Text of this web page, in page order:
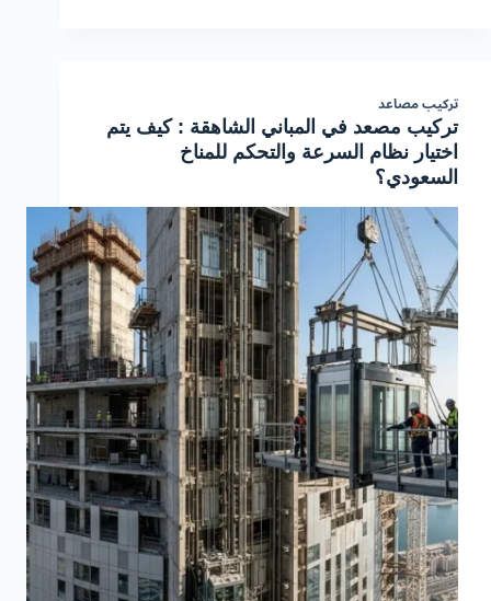
تركيب مصاعد
تركيب مصعد في المباني الشاهقة : كيف يتم
اختيار نظام السرعة والتحكم للمناخ
السعودي؟